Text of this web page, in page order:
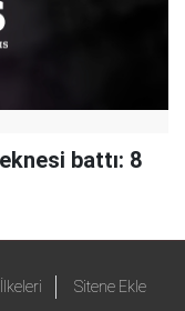
battı: 8
Sitene Ekle